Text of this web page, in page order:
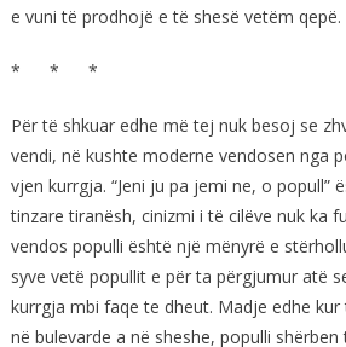
e vuni të prodhojë e të shesë vetëm qepë.
* * *
Për të shkuar edhe më tej nuk besoj se
vendi, në kushte moderne vendosen nga
vjen kurrgja. “Jeni ju pa jemi ne, o popull”
tinzare tiranësh, cinizmi i të cilëve nuk ka
vendos populli është një mënyrë e
syve vetë popullit e për ta përgjumur atë
kurrgja mbi faqe te dheut. Madje edhe
në bulevarde a në sheshe, populli